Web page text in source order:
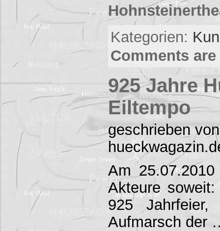
Kategorien:
Comments
925 Jahre
Eiltempo
geschrieben
Am
Akteure
925
Aufmarsch der